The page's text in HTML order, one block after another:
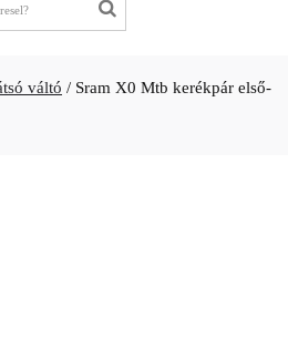
váltó / Sram X0 Mtb kerékpár első-